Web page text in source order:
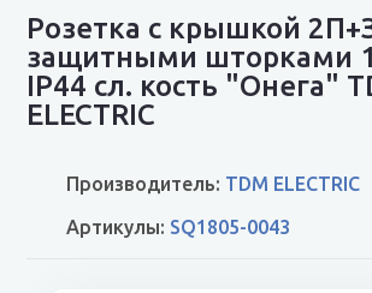
Розетка с крышкой
защитными шторками
IP44 сл. кость "Онега"
ELECTRIC
Производитель: TDM ELECTRIC
Артикулы: SQ1805-0043